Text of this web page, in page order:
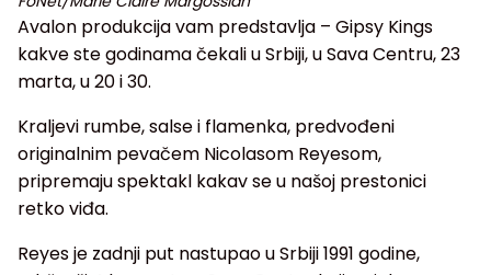
Avalon produkcija vam predstavlja – Gipsy Kings
kakve ste godinama čekali u Srbiji, u Sava Centru, 23
marta, u 20 i 30.
Kraljevi rumbe, salse i flamenka, predvođeni
originalnim pevačem Nicolasom Reyesom,
pripremaju spektakl kakav se u našoj prestonici
retko viđa.
Reyes je zadnji put nastupao u Srbiji 1991 godine,